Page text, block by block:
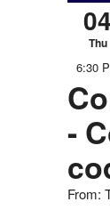
04
Thu
6:30
-
From: